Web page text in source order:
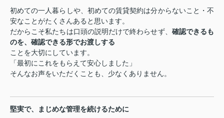
初めての一人暮らしや、初めての賃貸契約は分からないこと・不
安なことがたくさんあると思います。
だからこそ私たちは口頭の説明だけで終わらせず、 確認できるも
のを、確認できる形でお渡しする
ことを大切にしています。
「最初にこれをもらえて安心しました」
そんなお声をいただくことも、少なくありません。
堅実で、まじめな管理を続けるために